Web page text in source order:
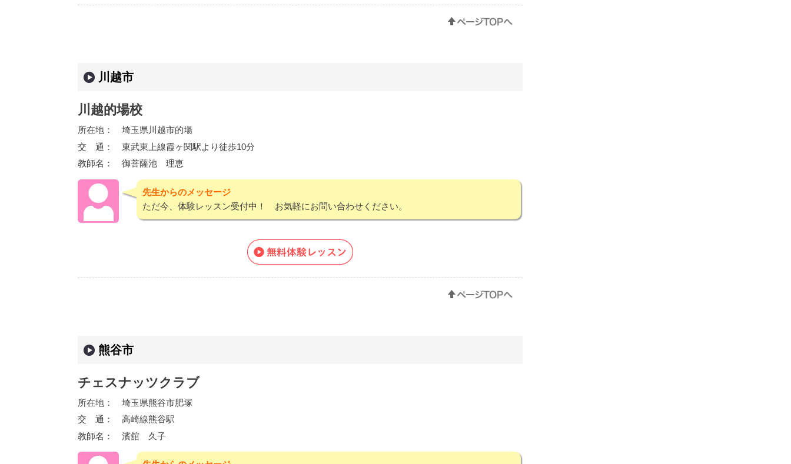
川越市
川越的場校
所在地：
埼玉県川越市的場
交 通：
東武東上線霞ヶ関駅より徒歩10分
教師名：
御菩薩池 理恵
先生からのメッセージ
ただ今、体験レッスン受付中！ お気軽にお問い合わせください。
熊谷市
チェスナッツクラブ
所在地：
埼玉県熊谷市肥塚
交 通：
高崎線熊谷駅
教師名：
濱舘 久子